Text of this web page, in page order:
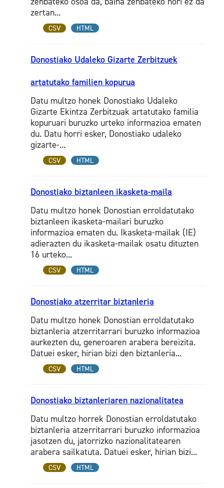
zertan...
CSV HTML
Donostiako Udaleko Gizarte Zerbitzuek
artatutako familien kopurua
Datu multzo honek Donostiako Udaleko
Gizarte Ekintza Zerbitzuak artatutako familia
kopuruari buruzko urteko informazioa ematen
du. Datu horri esker, Donostiako udaleko
gizarte-...
CSV HTML
Donostiako biztanleen ikasketa-maila
Datu multzo honek Donostian erroldatutako
biztanleen ikasketa-mailari buruzko
informazioa ematen du. Ikasketa-mailak (IE)
adierazten du ikasketa-mailak osatu dituzten
16 urteko...
CSV HTML
Donostiako atzerritar biztanleria
Datu multzo honek Donostian erroldatutako
biztanleria atzerritarrari buruzko informazioa
aurkezten du, generoaren arabera bereizita.
Datuei esker, hirian bizi den biztanleria...
CSV HTML
Donostiako biztanleriaren nazionalitatea
Datu multzo horrek Donostian erroldatutako
biztanleria atzerritarrari buruzko informazioa
jasotzen du, jatorrizko nazionalitatearen
arabera sailkatuta. Datuei esker, hirian bizi...
CSV HTML